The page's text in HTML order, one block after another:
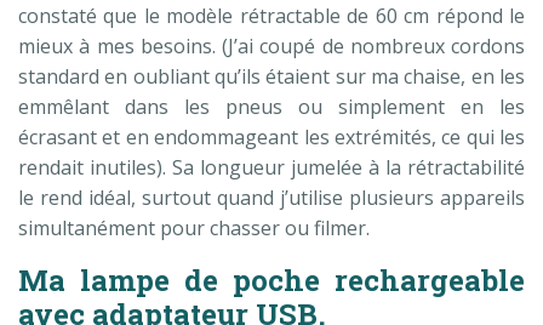
constaté que le modèle rétractable de 60 cm répond le
mieux à mes besoins. (J’ai coupé de nombreux cordons
standard en oubliant qu’ils étaient sur ma chaise, en les
emmêlant dans les pneus ou simplement en les
écrasant et en endommageant les extrémités, ce qui les
rendait inutiles). Sa longueur jumelée à la rétractabilité
le rend idéal, surtout quand j’utilise plusieurs appareils
simultanément pour chasser ou filmer.
Ma lampe de poche rechargeable
avec adaptateur USB.